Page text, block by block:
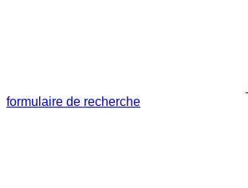
formulaire de recherche